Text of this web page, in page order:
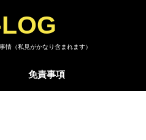
情（私見がかなり含まれます）
免責事項